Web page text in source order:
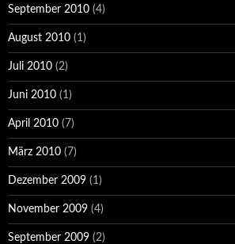
September 2010 (4)
August 2010 (1)
Juli 2010 (2)
Juni 2010 (1)
April 2010 (7)
März 2010 (7)
Dezember 2009 (1)
November 2009 (4)
September 2009 (2)